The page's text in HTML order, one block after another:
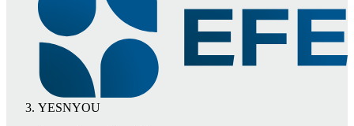
YESNYOU